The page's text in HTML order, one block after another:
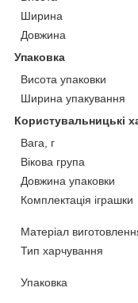
Ширина
Довжина
Упаковка
Висота упаковки
Ширина упакування
Користувальницькі
Вага, г
Вікова група
Довжина упаковки
Комплектація іграшки
Матеріал
Тип харчування
Упаковка